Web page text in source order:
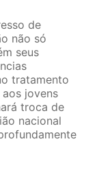
de
não só
seus
tratamento
jovens
troca de
nacional